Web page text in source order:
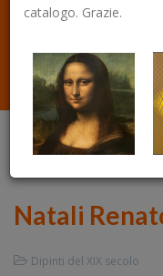
Natali
Dipinti del XIX secolo
catalogo. Grazie.